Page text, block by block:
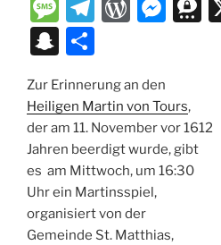
st
o
d
o
n
ai e
k
y
at
p
p
p
n
M
e
ss
a
g
e
T
gr
a
m
W
P
re
ss
M
n
g
er
T
m
S
a
p
c
h
at
le
n
Zur Erinnerung an den
Heiligen Martin von Tours,
der am 11. November vor 1612
Jahren beerdigt wurde, gibt
es am Mittwoch, um 16:30
Uhr ein Martinsspiel,
organisiert von der
Gemeinde St. Matthias,